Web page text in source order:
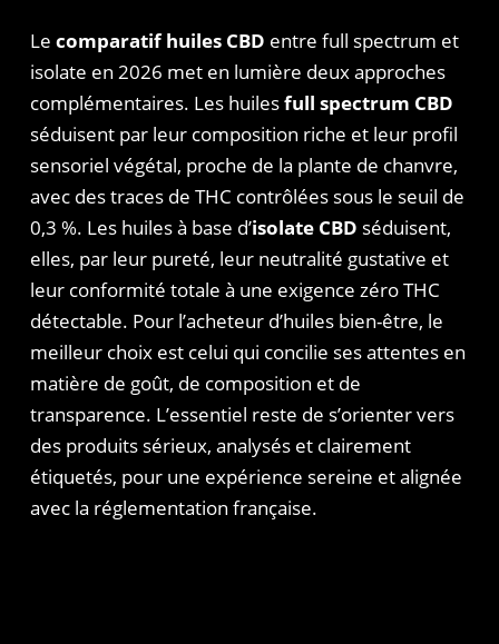
Le comparatif huiles CBD entre full spectrum et
isolate en 2026 met en lumière deux approches
complémentaires. Les huilesfull spectrum CBD
séduisent par leur composition riche et leur profil
sensoriel végétal, proche de la plante de chanvre,
avec des traces de THC contrôlées sous le seuil de
0,3 %. Les huiles à base d’isolate CBD séduisent,
elles, par leur pureté, leur neutralité gustative et
leur conformité totale à une exigence zéro THC
détectable. Pour l’acheteur d’huiles bien-être, le
meilleur choix est celui qui concilie ses attentes en
matière de goût, de composition et de
transparence. L’essentiel reste de s’orienter vers
des produits sérieux, analysés et clairement
étiquetés, pour une expérience sereine et alignée
avec la réglementation française.